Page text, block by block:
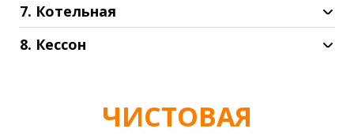
7. Котельная
8. Кессон
ЧИСТОВАЯ